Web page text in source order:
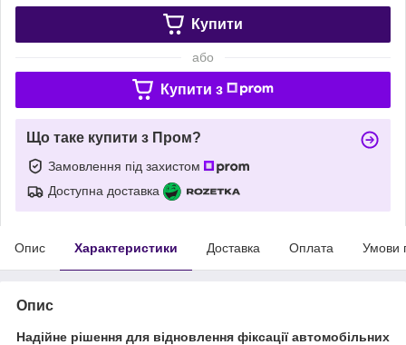
Купити
або
Купити з
Що таке купити з Пром?
Замовлення під захистом
Доступна доставка
Опис Характеристики Доставка Оплата Умови
Опис
Надійне рішення для відновлення фіксації автомобільних